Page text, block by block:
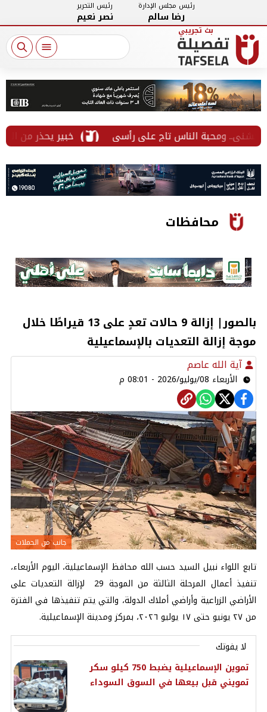
رئيس مجلس الإدارة
رضا سالم
رئيس التحرير
نصر نعيم
خبير يحذر من الخطوط
محافظات
بالصور| إزالة 9 حالات تعدٍ على 13 قيراطًا خلال
موجة إزالة التعديات بالإسماعيلية
آية الله عاصم
الأربعاء 08/يوليو/2026 - 08:01 م
جانب من الحملات
تابع اللواء نبيل السيد حسب الله محافظ الإسماعيلية، اليوم الأربعاء،
تنفيذ أعمال المرحلة الثالثة من الموجة 29 لإزالة التعديات على
الأراضي الزراعية وأراضي أملاك الدولة، والتي يتم تنفيذها في الفترة
من ٢٧ يونيو حتى ١٧ يوليو ٢٠٢٦، بمركز ومدينة الإسماعيلية.
لا يفوتك
تموين الإسماعيلية يضبط 750 كيلو سكر
تمويني قبل بيعها في السوق السوداء